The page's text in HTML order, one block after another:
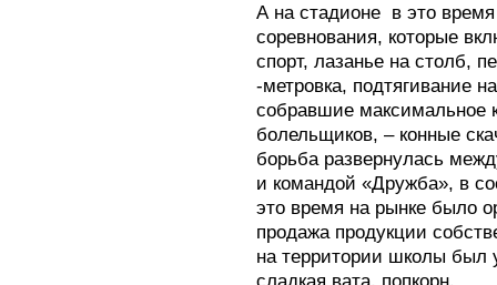
А на стадионе в это
соревнования, которые
спорт, лазанье на столб,
-метровка, подтягивание
собравшие максимальное
болельщиков, – конные
борьба развернулась
и командой «Дружба», в
это время на рынке было
продажа продукции
на территории школы был
сладкая вата, попкорн.